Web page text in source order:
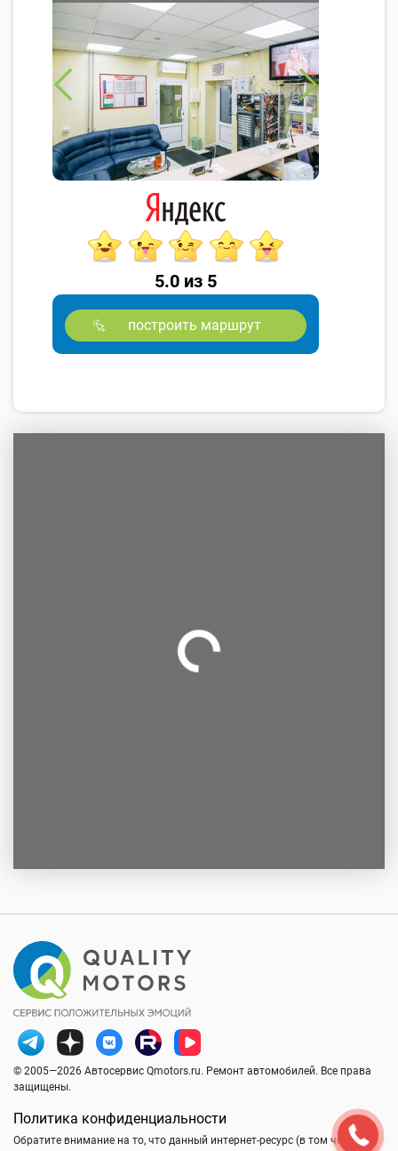
5.0 из 5
построить маршрут
© 2005—2026 Автосервис Qmotors.ru. Ремонт автомобилей. Все права
защищены.
Политика конфиденциальности
Обратите внимание на то, что данный интернет-ресурс (в том числе